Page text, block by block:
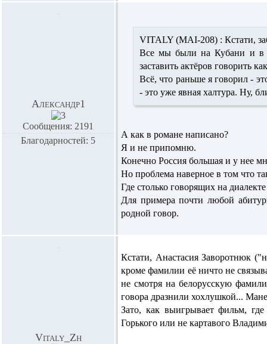
Александр1
Сообщения: 2191
Благодарностей: 5
VITALY (MAI-208) : Кстати,
Все мы были на Кубани и в
заставить актёров говорить
Всё, что раньше я говорил -
- это уже явная халтура. Ну,
А как в романе написано?
Я и не припомню.
Конечно Россия большая и у нее
Но проблема наверное в том что
Где столько говорящих на
Для примера почти любой
родной говор.
Vitaly_Zh
Кстати, Анастасия Заворотнюк
кроме фамилии её ничто не
не смотря на белорусскую
говора дразнили хохлушкой...
Зато, как выигрывает фильм,
Горького или не картавого